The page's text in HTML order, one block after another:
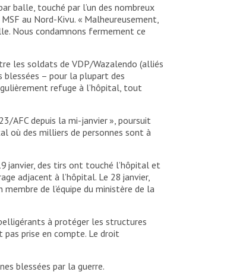
balle, touché par l’un des nombreux
au Nord-Kivu. « Malheureusement,
Nous condamnons fermement ce
les soldats de VDP/Wazalendo (alliés
blessées – pour la plupart des
refuge à l’hôpital, tout
AFC depuis la mi-janvier », poursuit
où des milliers de personnes sont à
janvier, des tirs ont touché l’hôpital et
adjacent à l’hôpital. Le 28 janvier,
de l’équipe du ministère de la
à protéger les structures
prise en compte. Le droit
blessées par la guerre.